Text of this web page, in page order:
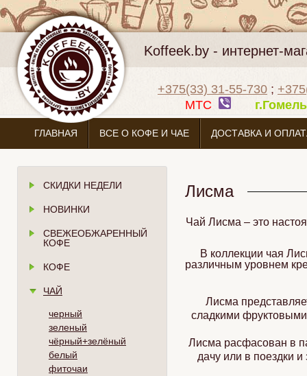
Koffeek.by - интернет-
+375(33) 31-55-730 ;
МТС
ГЛАВНАЯ ВСЕ О КОФЕ И ЧАЕ ДОСТАВКА И
СКИДКИ НЕДЕЛИ
НОВИНКИ
СВЕЖЕОБЖАРЕННЫЙ
КОФЕ
КОФЕ
ЧАЙ
черный
зеленый
чёрный+зелёный
белый
фиточаи
Лисма
Чай Лисма – это
В коллекции чая
различным уровнем
Лисма
сладкими
Лисма расфасован в
дачу или в поездки